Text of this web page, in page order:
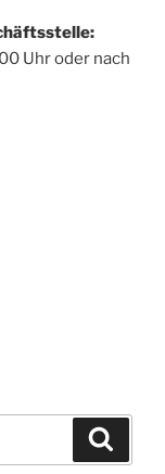
Uhr oder nach